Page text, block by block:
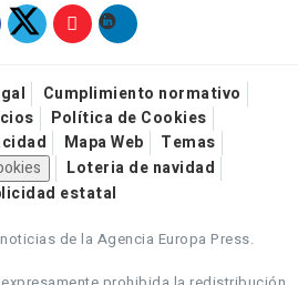
Cumplimiento normativo
Política de Cookies
Mapa Web
Temas
Loteria de navidad
estatal
de la Agencia Europa Press.